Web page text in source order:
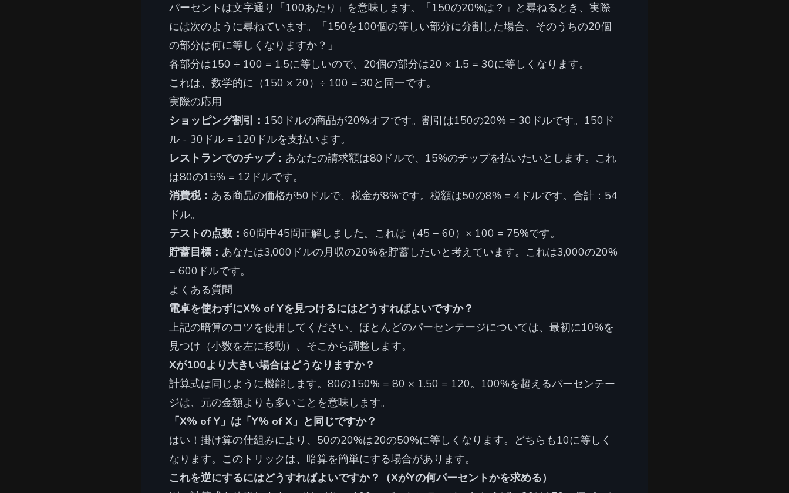
パーセントは文字通り「100あたり」を意味します。「150の20%は？」と尋ねるとき、実際
には次のように尋ねています。「150を100個の等しい部分に分割した場合、そのうちの20個
の部分は何に等しくなりますか？」
各部分は150 ÷ 100 = 1.5に等しいので、20個の部分は20 × 1.5 = 30に等しくなります。
これは、数学的に（150 × 20）÷ 100 = 30と同一です。
実際の応用
ショッピング割引： 150ドルの商品が20%オフです。割引は150の20% = 30ドルです。150ド
ル - 30ドル = 120ドルを支払います。
レストランでのチップ： あなたの請求額は80ドルで、15%のチップを払いたいとします。これ
は80の15% = 12ドルです。
消費税： ある商品の価格が50ドルで、税金が8%です。税額は50の8% = 4ドルです。合計：54
ドル。
テストの点数： 60問中45問正解しました。これは（45 ÷ 60）× 100 = 75%です。
貯蓄目標： あなたは3,000ドルの月収の20%を貯蓄したいと考えています。これは3,000の20%
= 600ドルです。
よくある質問
電卓を使わずにX% of Yを見つけるにはどうすればよいですか？
上記の暗算のコツを使用してください。ほとんどのパーセンテージについては、最初に10%を
見つけ（小数を左に移動）、そこから調整します。
Xが100より大きい場合はどうなりますか？
計算式は同じように機能します。80の150% = 80 × 1.50 = 120。100%を超えるパーセンテー
ジは、元の金額よりも多いことを意味します。
「X% of Y」は「Y% of X」と同じですか？
はい！掛け算の仕組みにより、50の20%は20の50%に等しくなります。どちらも10に等しく
なります。このトリックは、暗算を簡単にする場合があります。
これを逆にするにはどうすればよいですか？（XがYの何パーセントかを求める）